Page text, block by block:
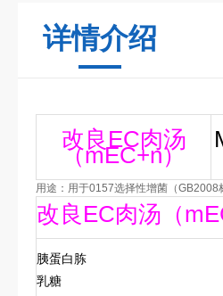
详情介绍
改良EC肉汤
（mEC+n）
用途：用于0157选择性增菌（GB2008
改良EC肉汤（
胰蛋白胨
乳糖